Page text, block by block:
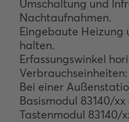
Umschaltung und
Nachtaufnahmen.
Eingebaute Heizung
halten.
Erfassungswinkel
Verbrauchseinheiten:
Bei einer
Basismodul 83140/
Tastenmodul 83140/